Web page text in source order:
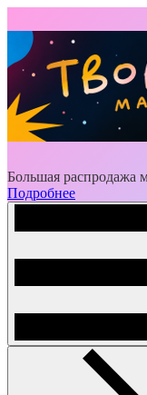
Большая распродажа
Подробнее